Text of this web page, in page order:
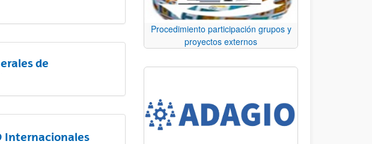
de
Internacionales
Procedimiento participación grupos y
proyectos externos